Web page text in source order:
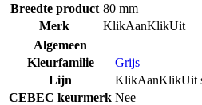
Breedte product 80 mm
Merk
KlikAanKlikUit
Algemeen
Kleurfamilie
Grijs
Lijn
KlikAanKlikUit
CEBEC keurmerk Nee